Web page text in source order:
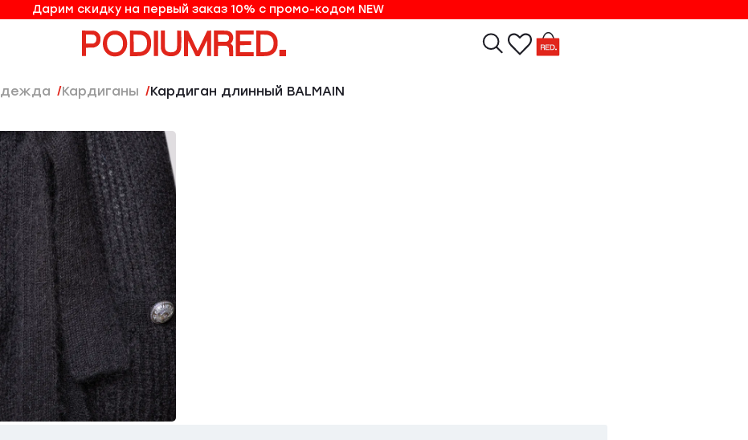
10% на первый заказ по промо-коду NEW
Дарим скидку на первый заказ 10% с промо-кодом NEW
Одежда Кардиганы Кардиган длинный BALMAIN